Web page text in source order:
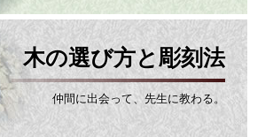
木の選び方と彫刻法
仲間に出会って、先生に教わる。